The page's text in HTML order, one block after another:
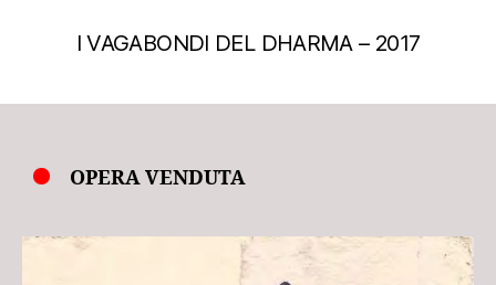
I VAGABONDI DEL DHARMA – 2017
OPERA VENDUTA